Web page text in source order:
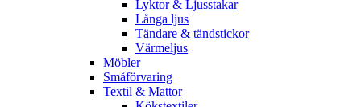
Lyktor & Ljusstakar
Långa ljus
Tändare & tändstickor
Värmeljus
Möbler
Småförvaring
Textil & Mattor